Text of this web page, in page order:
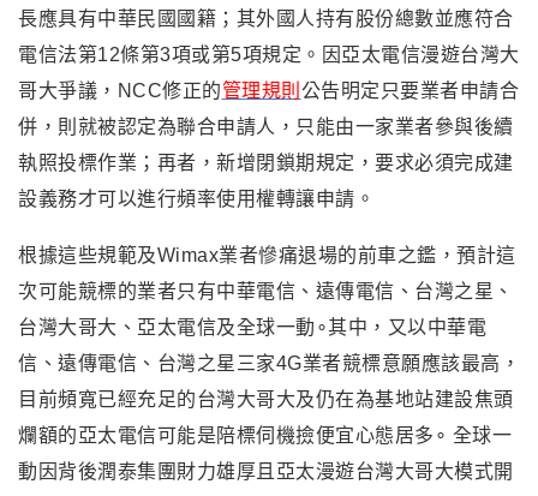
長應具有中華民國國籍；其外國人持有股份總數並應符合
電信法第12條第3項或第5項規定。因亞太電信漫遊台灣大
哥大爭議，NCC修正的管理規則 公告明定只要業者申請合
併，則就被認定為聯合申請人，只能由一家業者參與後續
執照投標作業；再者，新增閉鎖期規定，要求必須完成建
設義務才可以進行頻率使用權轉讓申請。
根據這些規範及Wimax業者慘痛退場的前車之鑑，預計這
次可能競標的業者只有中華電信、遠傳電信、台灣之星、
台灣大哥大、亞太電信及全球一動∘其中 ，又以中華電
信、遠傳電信、台灣之星三家4G業者競標意願應該最高 ，
目前頻寬已經充足的台灣大哥大及仍在為基地站建設焦頭
爛額的亞太電信可能是陪標伺機撿便宜心態居多∘ 全球一
動因背後潤泰集團財力雄厚且亞太漫遊台灣大哥大模式開